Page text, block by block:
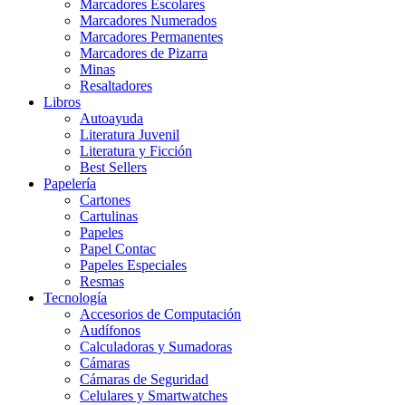
Marcadores Escolares
Marcadores Numerados
Marcadores Permanentes
Marcadores de Pizarra
Minas
Resaltadores
Libros
Autoayuda
Literatura Juvenil
Literatura y Ficción
Best Sellers
Papelería
Cartones
Cartulinas
Papeles
Papel Contac
Papeles Especiales
Resmas
Tecnología
Accesorios de Computación
Audífonos
Calculadoras y Sumadoras
Cámaras
Cámaras de Seguridad
Celulares y Smartwatches